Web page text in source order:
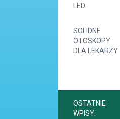
LED.
SOLIDNE
OTOSKOPY
DLA LEKARZY
OSTATNIE
WPISY: